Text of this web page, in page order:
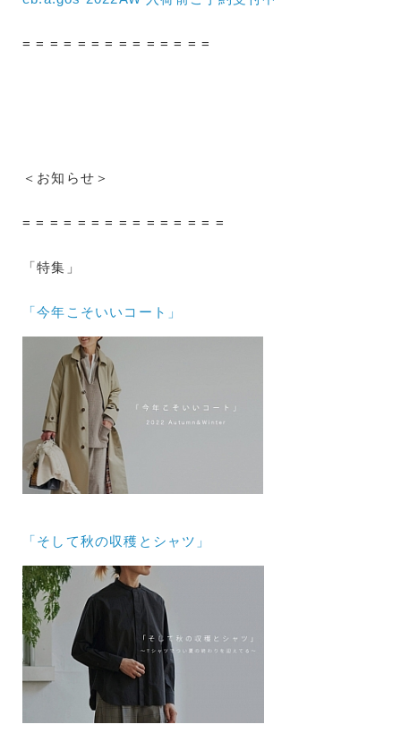
= = = = = = = = = = = = = =
＜お知らせ＞
= = = = = = = = = = = = = = =
「特集」
「今年こそいいコート」
「そして秋の収穫とシャツ」